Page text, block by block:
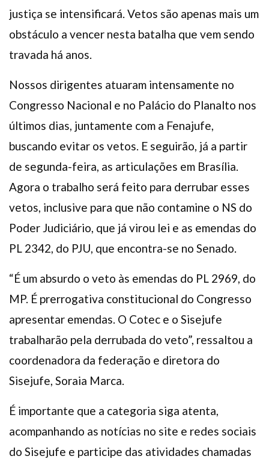
justiça se intensificará. Vetos são apenas mais um
obstáculo a vencer nesta batalha que vem sendo
travada há anos.
Nossos dirigentes atuaram intensamente no
Congresso Nacional e no Palácio do Planalto nos
últimos dias, juntamente com a Fenajufe,
buscando evitar os vetos. E seguirão, já a partir
de segunda-feira, as articulações em Brasília.
Agora o trabalho será feito para derrubar esses
vetos, inclusive para que não contamine o NS do
Poder Judiciário, que já virou lei e as emendas do
PL 2342, do PJU, que encontra-se no Senado.
“É um absurdo o veto às emendas do PL 2969, do
MP. É prerrogativa constitucional do Congresso
apresentar emendas. O Cotec e o Sisejufe
trabalharão pela derrubada do veto”, ressaltou a
coordenadora da federação e diretora do
Sisejufe, Soraia Marca.
É importante que a categoria siga atenta,
acompanhando as notícias no site e redes sociais
do Sisejufe e participe das atividades chamadas